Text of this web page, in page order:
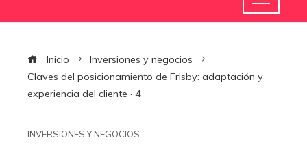
Inicio
Inversiones y negocios
Claves del posicionamiento de Frisby: adaptación y
experiencia del cliente · 4
INVERSIONES Y NEGOCIOS